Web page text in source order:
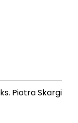
Piotra Skargi